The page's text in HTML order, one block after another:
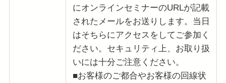
にオンラインセミナーのURLが記載
されたメールをお送りします。当日
はそちらにアクセスをしてご参加く
ださい。セキュリティ上、お取り扱
いには十分ご注意ください。
■お客様のご都合やお客様の回線状